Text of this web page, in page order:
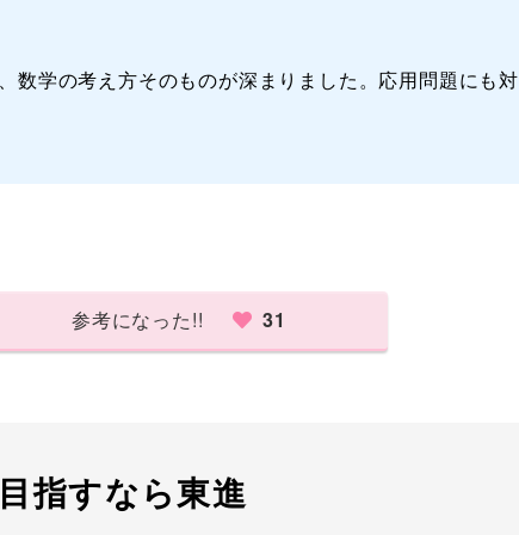
数学の考え方そのものが深まりました。応用問題にも対
参考になった!! 31
指すなら東進